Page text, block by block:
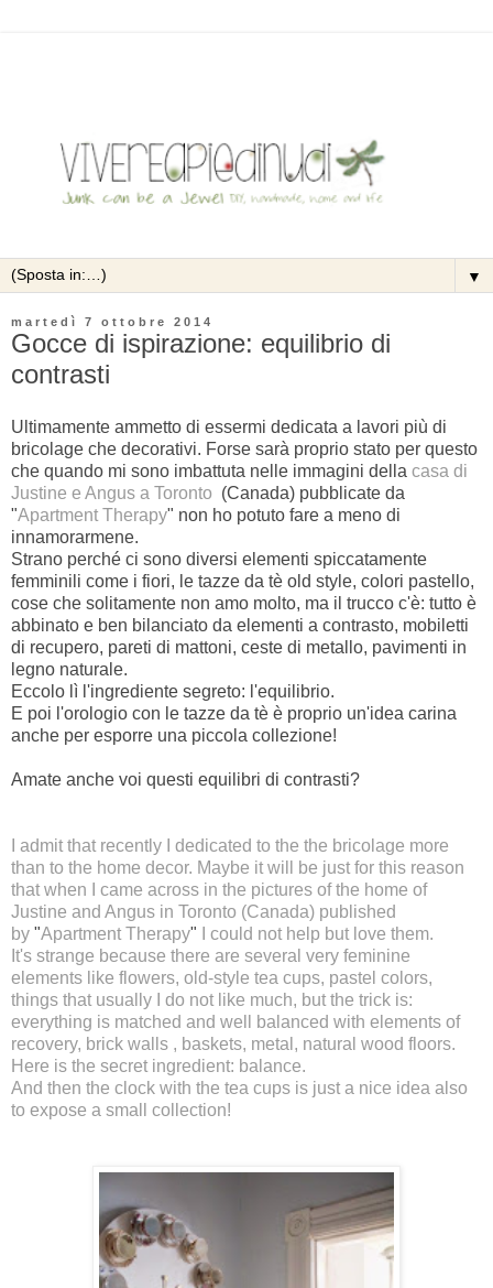
▼
martedì 7 ottobre 2014
Gocce di ispirazione: equilibrio di
contrasti
Ultimamente ammetto di essermi dedicata a lavori più di
bricolage che decorativi. Forse sarà proprio stato per questo
che quando mi sono imbattuta nelle immagini della casa di
Justine e Angus a Toronto (Canada) pubblicate da
"Apartment Therapy" non ho potuto fare a meno di
innamorarmene.
Strano perché ci sono diversi elementi spiccatamente
femminili come i fiori, le tazze da tè old style, colori pastello,
cose che solitamente non amo molto, ma il trucco c'è: tutto è
abbinato e ben bilanciato da elementi a contrasto, mobiletti
di recupero, pareti di mattoni, ceste di metallo, pavimenti in
legno naturale.
Eccolo lì l'ingrediente segreto: l'equilibrio.
E poi l'orologio con le tazze da tè è proprio un'idea carina
anche per esporre una piccola collezione!
Amate anche voi questi equilibri di contrasti?
I admit that recently I dedicated to the the bricolage more
than to the home decor. Maybe it will be just for this reason
that when I came across in the pictures of the home of
Justine and Angus in Toronto (Canada) published
by "Apartment Therapy" I could not help but love them.
It's strange because there are several very feminine
elements like flowers, old-style tea cups, pastel colors,
things that usually I do not like much, but the trick is:
everything is matched and well balanced with elements of
recovery, brick walls , baskets, metal, natural wood floors.
Here is the secret ingredient: balance.
And then the clock with the tea cups is just a nice idea also
to expose a small collection!